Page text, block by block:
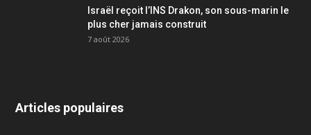
Israël reçoit l’INS Drakon, son sous-marin le
plus cher jamais construit
7 août 2026
Articles populaires